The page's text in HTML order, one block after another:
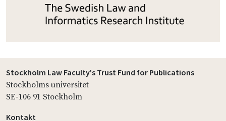
Stockholm Law Faculty's Trust Fund for Publications
Stockholms universitet
SE-106 91 Stockholm
Kontakt